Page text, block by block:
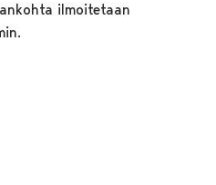
ilmoitetaan